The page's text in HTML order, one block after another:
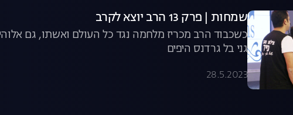
שמחות | פרק 13 הרב יוצא לקרב
כשכבוד הרב מכריז מלחמה נגד כל העולם ואשתו, גם
גני בל גרדנס היפים
28.5.2023